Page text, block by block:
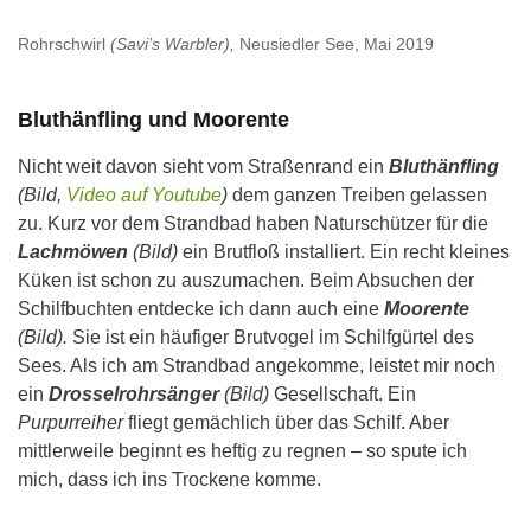
Rohrschwirl (Savi’s Warbler), Neusiedler See, Mai 2019
Bluthänfling und Moorente
Nicht weit davon sieht vom Straßenrand ein Bluthänfling
(Bild, Video auf Youtube) dem ganzen Treiben gelassen
zu. Kurz vor dem Strandbad haben Naturschützer für die
Lachmöwen (Bild) ein Brutfloß installiert. Ein recht kleines
Küken ist schon zu auszumachen. Beim Absuchen der
Schilfbuchten entdecke ich dann auch eine Moorente
(Bild). Sie ist ein häufiger Brutvogel im Schilfgürtel des
Sees. Als ich am Strandbad angekomme, leistet mir noch
ein Drosselrohrsänger(Bild) Gesellschaft. Ein
Purpurreiherfliegt gemächlich über das Schilf. Aber
mittlerweile beginnt es heftig zu regnen – so spute ich
mich, dass ich ins Trockene komme.